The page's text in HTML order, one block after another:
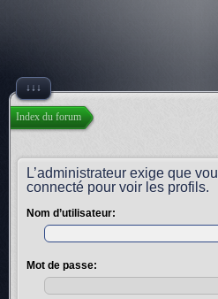
↓↓↓
Index du forum
L’administrateur exige que
connecté pour voir les profils.
Nom d’utilisateur:
Mot de passe: